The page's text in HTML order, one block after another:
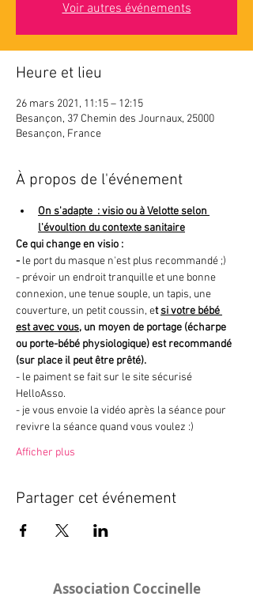
Voir autres événements
Heure et lieu
26 mars 2021, 11:15 – 12:15
Besançon, 37 Chemin des Journaux, 25000
Besançon, France
À propos de l'événement
On s'adapte  : visio ou à Velotte selon
l'évoultion du contexte sanitaire
Ce qui change en visio :
- le port du masque n'est plus recommandé ;)
- prévoir un endroit tranquille et une bonne
connexion, une tenue souple, un tapis, une
couverture, un petit coussin, et si votre bébé
est avec vous, un moyen de portage (écharpe
ou porte-bébé physiologique) est recommandé
(sur place il peut être prêté).
- le paiment se fait sur le site sécurisé
HelloAsso.
- je vous envoie la vidéo après la séance pour
revivre la séance quand vous voulez :)
Afficher plus
Partager cet événement
Association Coccinelle